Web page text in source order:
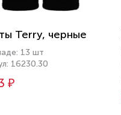
Terry, черные
13 шт
16230.30
₽